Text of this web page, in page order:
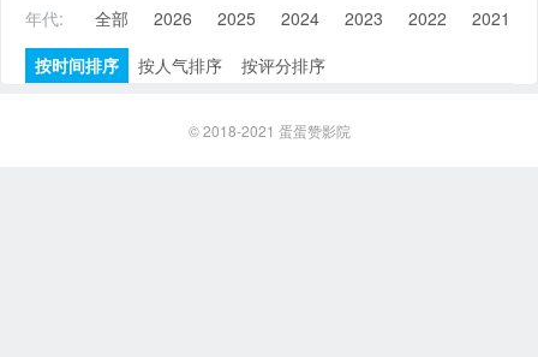
年代:
全部 2026 2025 2024 2023 2022 2021
按时间排序
按人气排序 按评分排序
© 2018-2021 蛋蛋赞影院